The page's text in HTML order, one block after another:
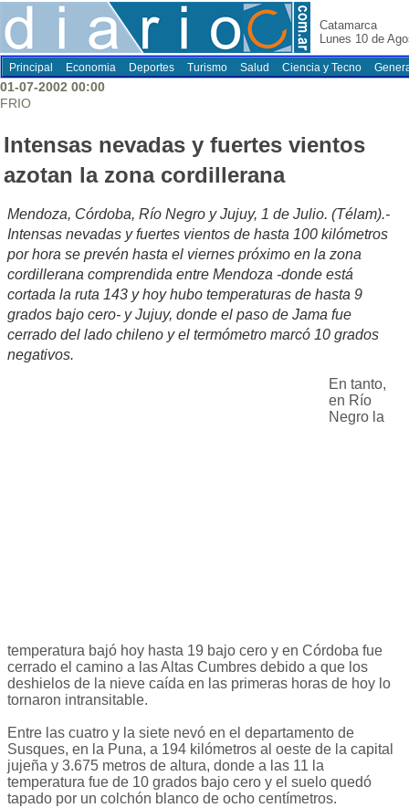
Catamarca
Lunes 10 de
Principal Economia Deportes Turismo Salud Ciencia y Tecno
01-07-2002 00:00
FRIO
Intensas nevadas y fuertes vientos
azotan la zona cordillerana
Mendoza, Córdoba, Río Negro y Jujuy, 1 de Julio. (Télam).-
Intensas nevadas y fuertes vientos de hasta 100 kilómetros
por hora se prevén hasta el viernes próximo en la zona
cordillerana comprendida entre Mendoza -donde está
cortada la ruta 143 y hoy hubo temperaturas de hasta 9
grados bajo cero- y Jujuy, donde el paso de Jama fue
cerrado del lado chileno y el termómetro marcó 10 grados
negativos.
En tanto,
en Río
Negro la
temperatura bajó hoy hasta 19 bajo cero y en Córdoba fue
cerrado el camino a las Altas Cumbres debido a que los
deshielos de la nieve caída en las primeras horas de hoy lo
tornaron intransitable.
Entre las cuatro y la siete nevó en el departamento de
Susques, en la Puna, a 194 kilómetros al oeste de la capital
jujeña y 3.675 metros de altura, donde a las 11 la
temperatura fue de 10 grados bajo cero y el suelo quedó
tapado por un colchón blanco de ocho centímetros.